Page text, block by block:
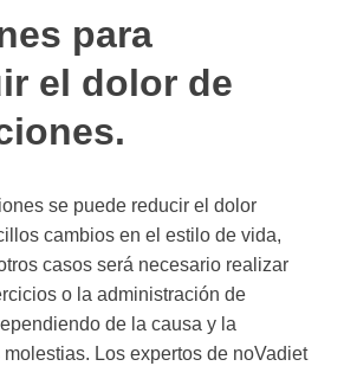
para
el dolor de
se puede reducir el dolor
cambios en el estilo de vida,
casos será necesario realizar
o la administración de
de la causa y la
Los expertos de noVadiet